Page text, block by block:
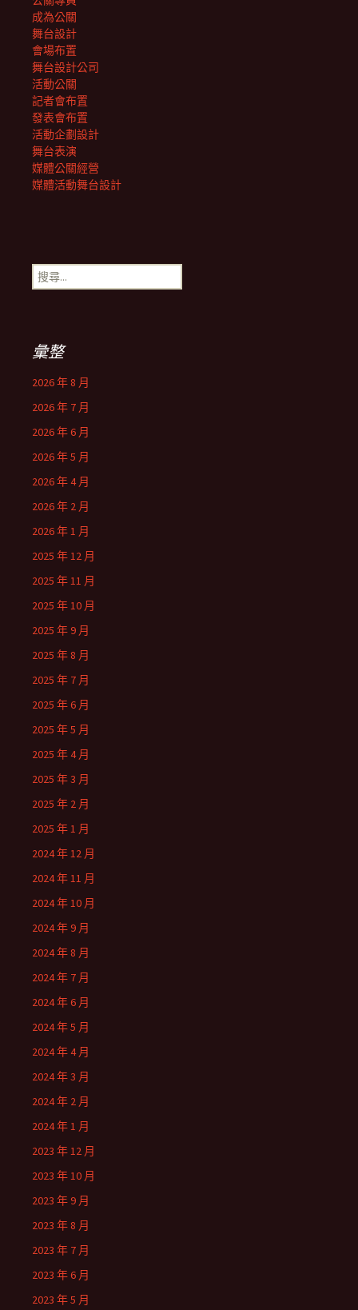
成為公關
舞台設計
會場布置
舞台設計公司
活動公關
記者會布置
發表會布置
活動企劃設計
舞台表演
媒體公關經營
媒體活動舞台設計
搜
尋
彙整
2026 年 8 月
2026 年 7 月
2026 年 6 月
2026 年 5 月
2026 年 4 月
2026 年 2 月
2026 年 1 月
2025 年 12 月
2025 年 11 月
2025 年 10 月
2025 年 9 月
2025 年 8 月
2025 年 7 月
2025 年 6 月
2025 年 5 月
2025 年 4 月
2025 年 3 月
2025 年 2 月
2025 年 1 月
2024 年 12 月
2024 年 11 月
2024 年 10 月
2024 年 9 月
2024 年 8 月
2024 年 7 月
2024 年 6 月
2024 年 5 月
2024 年 4 月
2024 年 3 月
2024 年 2 月
2024 年 1 月
2023 年 12 月
2023 年 10 月
2023 年 9 月
2023 年 8 月
2023 年 7 月
2023 年 6 月
2023 年 5 月